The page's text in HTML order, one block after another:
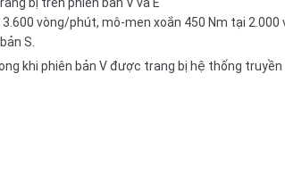
vòng/phút, mô-men xoắn 450 Nm tại
S.
khi phiên bản V được trang bị hệ thống